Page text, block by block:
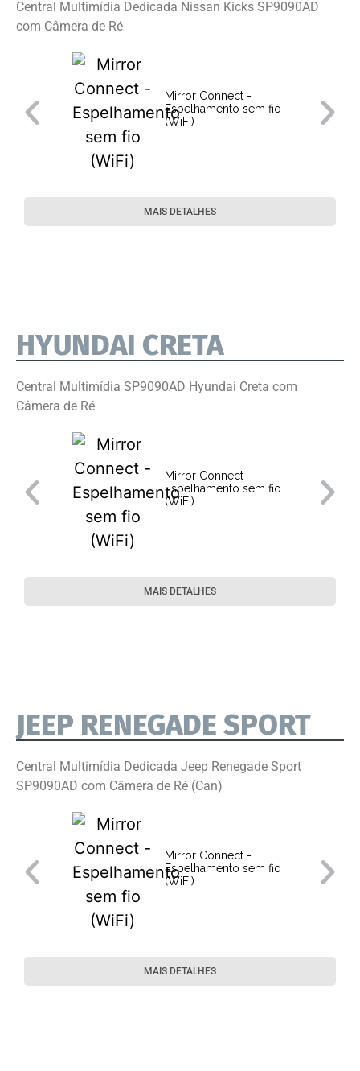
Central Multimídia Dedicada Nissan Kicks SP9090AD
com Câmera de Ré
Mirror Connect -
Espelhamento sem fio
(WiFi)
MAIS DETALHES
HYUNDAI CRETA
Central Multimídia SP9090AD Hyundai Creta com
Câmera de Ré
Mirror Connect -
Espelhamento sem fio
(WiFi)
MAIS DETALHES
JEEP RENEGADE SPORT
Central Multimídia Dedicada Jeep Renegade Sport
SP9090AD com Câmera de Ré (Can)
Mirror Connect -
Espelhamento sem fio
(WiFi)
MAIS DETALHES